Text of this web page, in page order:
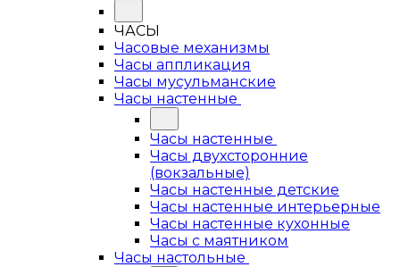
ЧАСЫ
Часовые механизмы
Часы аппликация
Часы мусульманские
Часы настенные
Часы настенные
Часы двухсторонние
(вокзальные)
Часы настенные детские
Часы настенные интерьерные
Часы настенные кухонные
Часы с маятником
Часы настольные